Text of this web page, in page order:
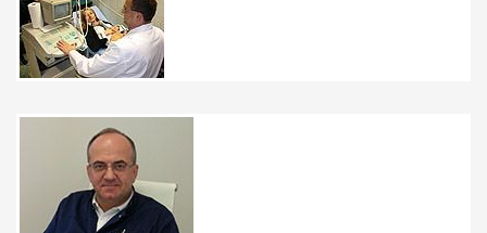
Przemiły Pan doktor, polecam z